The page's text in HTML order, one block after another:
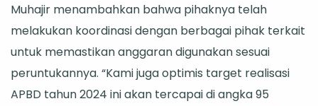
Muhajir menambahkan bahwa pihaknya telah
melakukan koordinasi dengan berbagai pihak terkait
untuk memastikan anggaran digunakan sesuai
peruntukannya. “Kami juga optimis target realisasi
APBD tahun 2024 ini akan tercapai di angka 95